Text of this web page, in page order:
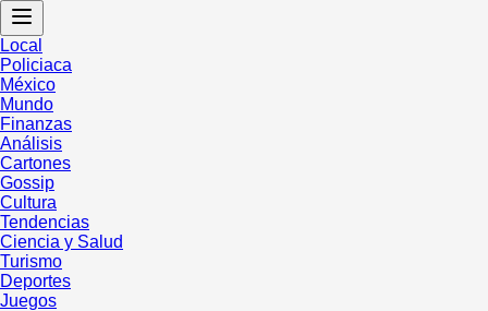
Local
Policiaca
México
Mundo
Finanzas
Análisis
Cartones
Gossip
Cultura
Tendencias
Ciencia y Salud
Turismo
Deportes
Juegos